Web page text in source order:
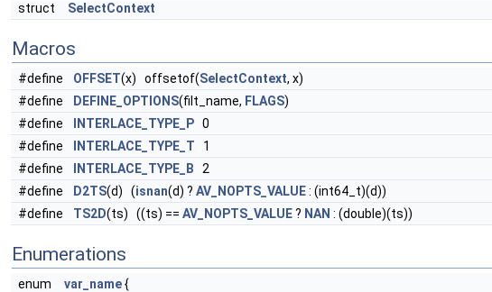
struct SelectContext
Macros
#define OFFSET(x) offsetof(SelectContext, x)
#define
DEFINE_OPTIONS(filt_name, FLAGS)
#define
INTERLACE_TYPE_P 0
#define
INTERLACE_TYPE_T 1
#define
INTERLACE_TYPE_B 2
#define
D2TS(d) (isnan(d) ? AV_NOPTS_VALUE: (int64_t)(d))
#define
TS2D(ts) ((ts) == AV_NOPTS_VALUE? NAN : (double)(ts))
Enumerations
enum var_name{